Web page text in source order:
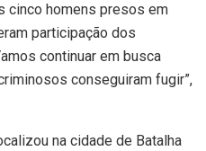
cinco homens presos em
participação dos
continuar em busca
conseguiram fugir”,
na cidade de Batalha